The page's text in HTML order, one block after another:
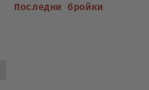
Последни бройки